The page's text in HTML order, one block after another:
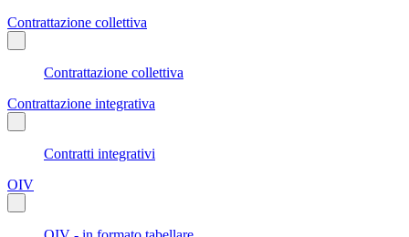
Contrattazione collettiva
Contrattazione collettiva
Contrattazione integrativa
Contratti integrativi
OIV